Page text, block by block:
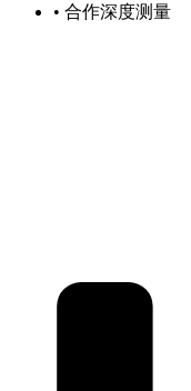
• 合作深度测量